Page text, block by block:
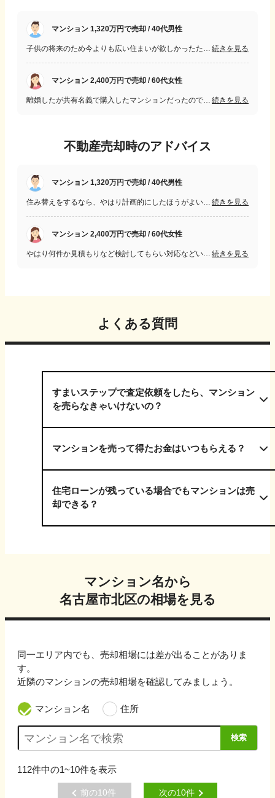
マンション 1,320万円で売却 / 40代男性
続きを見る
マンション 2,400万円で売却 / 60代女性
続きを見る
不動産売却時のアドバイス
マンション 1,320万円で売却 / 40代男性
続きを見る
マンション 2,400万円で売却 / 60代女性
続きを見る
よくある質問
すまいステップで査定依頼をしたら、マンション
を売らなきゃいけないの？
マンションを売って得たお金はいつもらえる？
住宅ローンが残っている場合でもマンションは売
却できる？
マンション名から
名古屋市北区の相場を見る
同一エリア内でも、売却相場には差が出ることがありま
す。
近隣のマンションの売却相場を確認してみましょう。
マンション名 住所
検索
112件中の1~10件を表示
前の10件 次の10件